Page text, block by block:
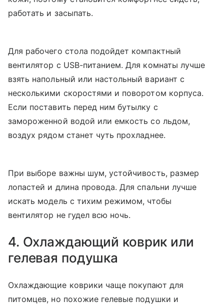
работать и засыпать.
Для рабочего стола подойдет компактный
вентилятор с USB-питанием. Для комнаты лучше
взять напольный или настольный вариант с
несколькими скоростями и поворотом корпуса.
Если поставить перед ним бутылку с
замороженной водой или емкость со льдом,
воздух рядом станет чуть прохладнее.
При выборе важны шум, устойчивость, размер
лопастей и длина провода. Для спальни лучше
искать модель с тихим режимом, чтобы
вентилятор не гудел всю ночь.
4. Охлаждающий коврик или
гелевая подушка
Охлаждающие коврики чаще покупают для
питомцев, но похожие гелевые подушки и